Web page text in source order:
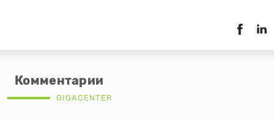
Комментарии
GIGACENTER